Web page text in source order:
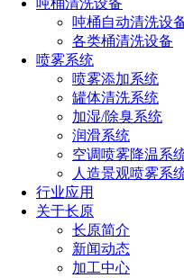
吨桶清洗设备
吨桶自动清洗设
各类桶清洗设备
喷雾系统
喷雾添加系统
罐体清洗系统
加湿/除臭系统
润滑系统
空调喷雾降温系
人造景观喷雾系
行业应用
关于长原
长原简介
新闻动态
加工中心
喷嘴规格型号参数（
喷嘴的规格和型号选
消防喷头型号类型及
选型技巧）
喷雾器喷头的种类有
用）
喷头的种类有哪些（
191-